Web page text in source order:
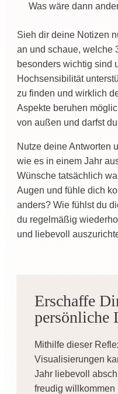
Was wäre dann
Sieh dir deine Notizen
an und schaue, welche
besonders wichtig sind
Hochsensibilität
zu finden und wirklich
Aspekte beruhen
von außen und darfst
Nutze deine Antworten
wie es in einem Jahr
Wünsche tatsächlich
Augen und fühle dich
anders? Wie fühlst du
du regelmäßig
und liebevoll
Erschaffe
persönliche
Mithilfe dieser
Visualisierungen
Jahr liebevoll
freudig